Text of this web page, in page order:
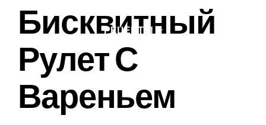
РЕЦЕПТЫ
Бисквитный
Рулет С
Вареньем